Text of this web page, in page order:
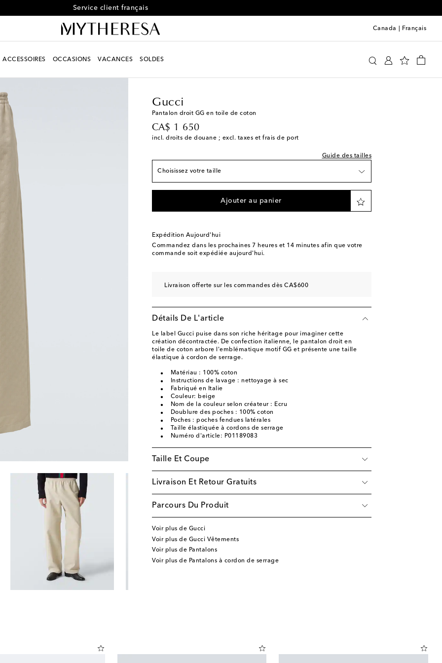
Service client français
Canada Français
ACCESSOIRES OCCASIONS VACANCES SOLDES
Gucci
Pantalon droit GG en toile de coton
CA$ 1 650
original price
incl. droits de douane ; excl. taxes et frais de port
Guide des tailles
Choisissez votre taille
Correspond à la taille indiquée
IT 46 / US 30 Ajouter à la Wishlist
IT 48 / US 32
IT 50 / US 34 Dernière pièce
IT 54 / US 38 Ajouter à la Wishlist
Ajouter au panier
Expédition Aujourd'hui
Commandez dans les prochaines 7 heures et 14 minutes afin que votre
commande soit expédiée aujourd'hui.
Livraison offerte sur les commandes dès CA$600
Détails De L'article
Le label Gucci puise dans son riche héritage pour imaginer cette
création décontractée. De confection italienne, le pantalon droit en
toile de coton arbore l'emblématique motif GG et présente une taille
élastique à cordon de serrage.
Matériau : 100% coton
Instructions de lavage : nettoyage à sec
Fabriqué en Italie
Couleur: beige
Nom de la couleur selon créateur : Ecru
Doublure des poches : 100% coton
Poches : poches fendues latérales
Taille élastiquée à cordons de serrage
Numéro d'article: P01189083
Taille Et Coupe
Livraison Et Retour Gratuits
Parcours Du Produit
Voir plus de Gucci
Voir plus de Gucci Vêtements
Voir plus de Pantalons
Voir plus de Pantalons à cordon de serrage